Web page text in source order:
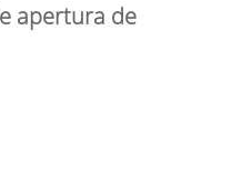
apertura de